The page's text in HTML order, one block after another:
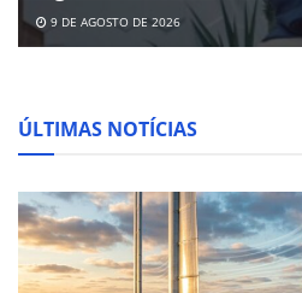
9 DE AGOSTO DE 2026
ÚLTIMAS NOTÍCIAS